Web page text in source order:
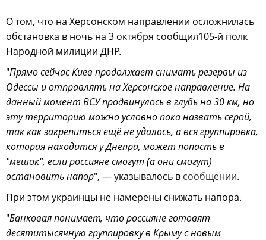
О том, что на Херсонском направлении осложнилась
обстановка в ночь на 3 октября сообщил105-й полк
Народной милиции ДНР.
"Прямо сейчас Киев продолжает снимать резервы из
Одессы и отправлять на Херсонское направление. На
данный момент ВСУ продвинулось в глубь на 30 км, но
эту территорию можно условно пока назвать серой,
так как закрепиться ещё не удалось, а вся группировка,
которая находится у Днепра, может попасть в
"мешок", если россияне смогут (а они смогут)
остановить напор", — указывалось в сообщении.
При этом украинцы не намерены снижать напора.
"Банковая понимает, что россияне готовят
десятитысячную группировку в Крыму с новым